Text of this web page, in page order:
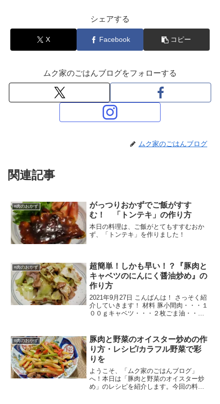
シェアする
X Facebook コピー
ムク家のごはんブログをフォローする
ムク家のごはんブログ
関連記事
○肉のおかず
がっつりおかずでご飯がすす
む！ 「トンテキ」の作り方
本日の料理は、ご飯がとてもすすむおか
ず、「トンテキ」を作りました！
○肉のおかず
超簡単！しかも早い！？『豚肉と
キャベツのにんにく醤油炒め』の
作り方
2021年9月27日 こんばんは！ さっそく紹
介していきます！ 材料 豚小間肉・・・１
００ｇキャベツ・・・２枚ごま油・・・
フライパンにごま油を入れて中火で熱
し、豚肉を炒
○肉のおかず
豚肉と野菜のオイスター炒めの作
り方・レシピ/カラフル野菜で彩
りを
ようこそ、「ムク家のごはんブログ」
へ！本日は「豚肉と野菜のオイスター炒
め」のレシピを紹介します。今回の料理